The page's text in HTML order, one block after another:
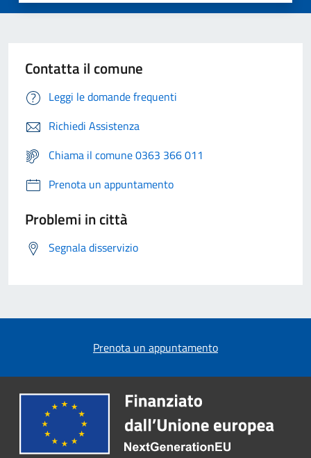
Contatta il comune
Leggi le domande frequenti
Richiedi Assistenza
Chiama il comune 0363 366 011
Prenota un appuntamento
Problemi in città
Segnala disservizio
Prenota un appuntamento